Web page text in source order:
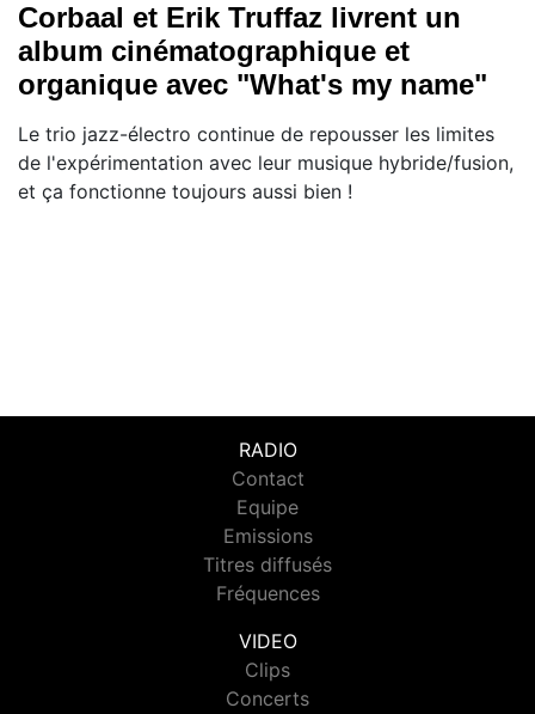
Corbaal et Erik Truffaz livrent un
album cinématographique et
organique avec "What's my name"
Le trio jazz-électro continue de repousser les limites
de l'expérimentation avec leur musique hybride/fusion,
et ça fonctionne toujours aussi bien !
RADIO
Contact
Equipe
Emissions
Titres diffusés
Fréquences
VIDEO
Clips
Concerts